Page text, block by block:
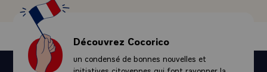
CETTE SITUATION. IL FAUT DONC AGIR. DANS CE
DIAGNOSTIC, IL Y A DEUX ELEMENTS POSITIFS, QUI
SONT LE COMMERCE EXTERIEUR ET LES PRIX. LE
COMMERCE EXTERIEUR, PUISQUE VOUS SAVEZ
QU'ON IMAGINAIT QUE LE RETABLISSEMENT DE
Découvrez Cocorico
un condensé de bonnes nouvelles et